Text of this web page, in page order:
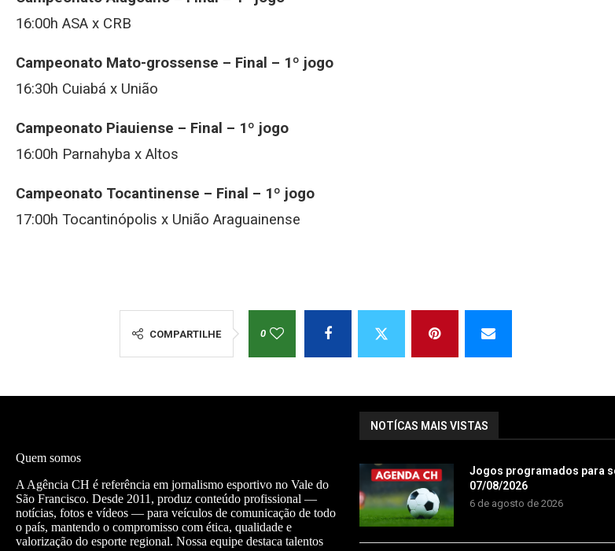
16:00h ASA x CRB
Campeonato Mato-grossense – Final – 1º jogo
16:30h Cuiabá x União
Campeonato Piauiense – Final – 1º jogo
16:00h Parnahyba x Altos
Campeonato Tocantinense – Final – 1º jogo
17:00h Tocantinópolis x União Araguainense
COMPARTILHE 0
Quem somos
A Agência CH é referência em jornalismo esportivo no Vale do
São Francisco. Desde 2011, produz conteúdo profissional —
notícias, fotos e vídeos — para veículos de comunicação de todo
o país, mantendo o compromisso com ética, qualidade e
valorização do esporte regional. Nossa equipe destaca talentos
NOTÍCAS MAIS VISTAS
Jogos programados para
07/08/2026
6 de agosto de 2026